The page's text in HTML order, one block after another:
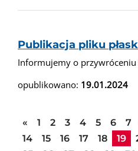
Publikacja pliku
Informujemy o
opublikowano: 19.01.2024
« Poprzednia strona
1 2 3 4 5 6 7
14
15 16 17 18 19